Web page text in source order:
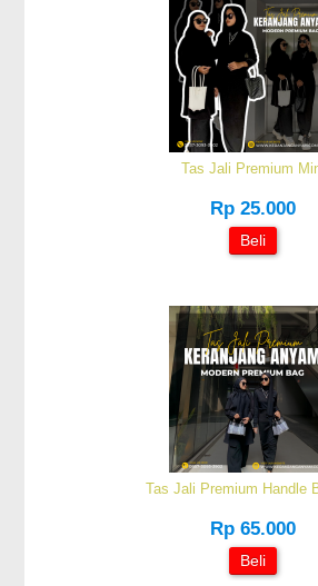
Tas Jali Premium
Rp 25.000
Beli
Tas Jali Premium Handle
Rp 65.000
Beli